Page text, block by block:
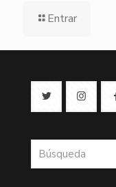
Entrar